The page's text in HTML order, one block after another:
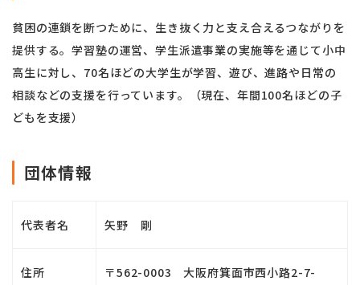
貧困の連鎖を断つために、生き抜く力と支え合えるつながりを
提供する。学習塾の運営、学生派遣事業の実施等を通じて小中
高生に対し、70名ほどの大学生が学習、遊び、進路や日常の
相談などの支援を行っています。（現在、年間100名ほどの子
どもを支援）
団体情報
代表者名 矢野 剛
住所
〒562-0003 大阪府箕面市西小路2-7-